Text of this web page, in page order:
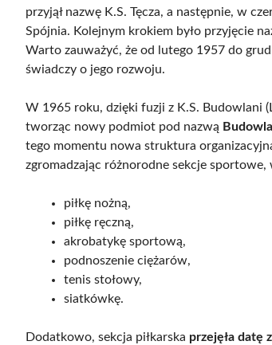
przyjął nazwę K.S. Tęcza, a następnie, w
Spójnia. Kolejnym krokiem było przyjęcie
Warto zauważyć, że od lutego 1957 do
świadczy o jego rozwoju.
W 1965 roku, dzięki fuzji z K.S. Budowlani
tworząc nowy podmiot pod nazwą
tego momentu nowa struktura
zgromadzając różnorodne sekcje sportowe,
piłkę nożną,
piłkę ręczną,
akrobatykę sportową,
podnoszenie ciężarów,
tenis stołowy,
siatkówkę.
Dodatkowo, sekcja piłkarska przejęła datę